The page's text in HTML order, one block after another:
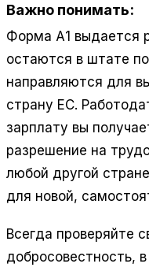
Важно понимать:
Форма А1 выдается
остаются в штате
направляются для
страну ЕС.
зарплату вы
разрешение на
любой другой
для новой,
Всегда проверяйте
добросовестность,